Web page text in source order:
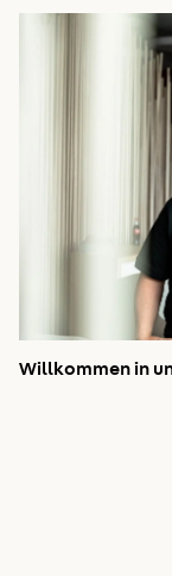
Willkommen in